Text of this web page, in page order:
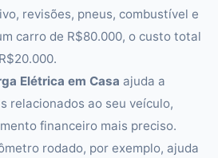
revisões, pneus, combustível e
carro de R$80.000, o custo total
Elétrica em Casa ajuda a
relacionados ao seu veículo,
financeiro mais preciso.
rodado, por exemplo, ajuda